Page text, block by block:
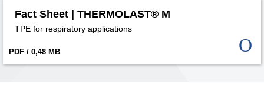
Fact Sheet | THERMOLAST® M
TPE for respiratory applications
PDF / 0,48 MB